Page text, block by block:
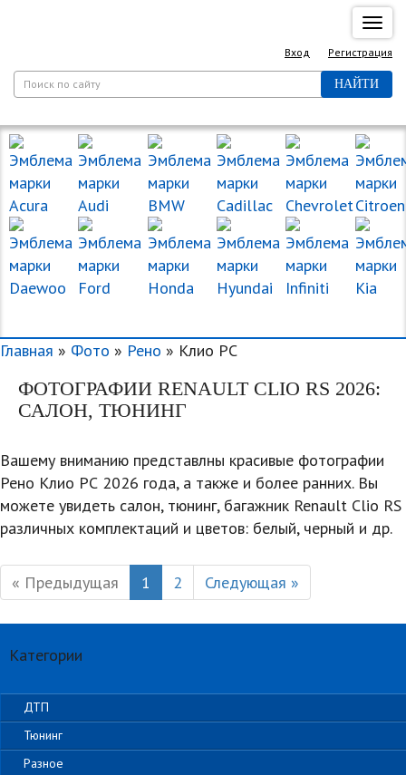
Вход Регистрация
НАЙТИ
Главная » Фото » Рено » Клио РС
ФОТОГРАФИИ RENAULT CLIO RS 2026:
САЛОН, ТЮНИНГ
Вашему вниманию представлны красивые фотографии
Рено Клио РС 2026 года, а также и более ранних. Вы
можете увидеть салон, тюнинг, багажник Renault Clio RS
различных комплектаций и цветов: белый, черный и др.
« Предыдущая 1 2 Следующая »
Категории
ДТП
Тюнинг
Разное